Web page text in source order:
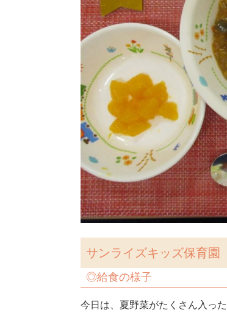
サンライズキッズ保育園
◎給食の様子
今日は、夏野菜がたくさん入っ